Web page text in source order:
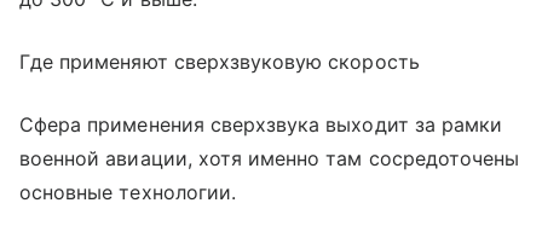
Где применяют сверхзвуковую скорость
Сфера применения сверхзвука выходит за рамки
военной авиации, хотя именно там сосредоточены
основные технологии.